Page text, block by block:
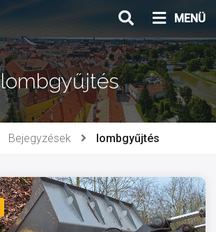
MENÜ
lombgyűjtés
Bejegyzések lombgyűjtés